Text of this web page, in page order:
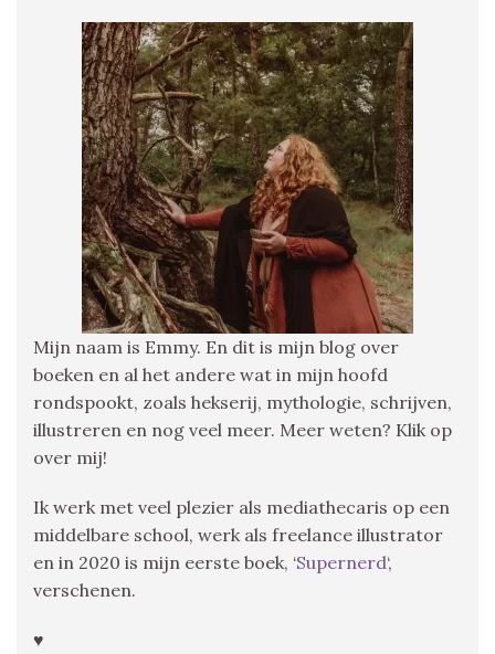
Mijn naam is Emmy. En dit is mijn blog over
boeken en al het andere wat in mijn hoofd
rondspookt, zoals hekserij, mythologie, schrijven,
illustreren en nog veel meer. Meer weten? Klik op
over mij!
Ik werk met veel plezier als mediathecaris op een
middelbare school, werk als freelance illustrator
en in 2020 is mijn eerste boek, ‘Supernerd‘,
verschenen.
♥